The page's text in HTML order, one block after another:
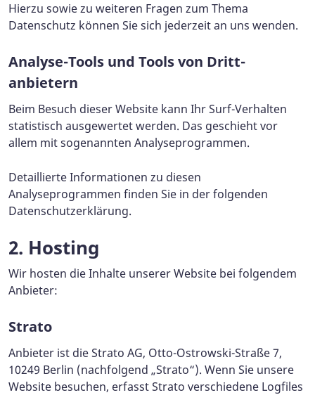
Hierzu sowie zu weiteren Fragen zum Thema
Datenschutz können Sie sich jederzeit an uns wenden.
Analyse-Tools und Tools von Dritt­
anbietern
Beim Besuch dieser Website kann Ihr Surf-Verhalten
statistisch ausgewertet werden. Das geschieht vor
allem mit sogenannten Analyseprogrammen.
Detaillierte Informationen zu diesen
Analyseprogrammen finden Sie in der folgenden
Datenschutzerklärung.
2. Hosting
Wir hosten die Inhalte unserer Website bei folgendem
Anbieter:
Strato
Anbieter ist die Strato AG, Otto-Ostrowski-Straße 7,
10249 Berlin (nachfolgend „Strato“). Wenn Sie unsere
Website besuchen, erfasst Strato verschiedene Logfiles